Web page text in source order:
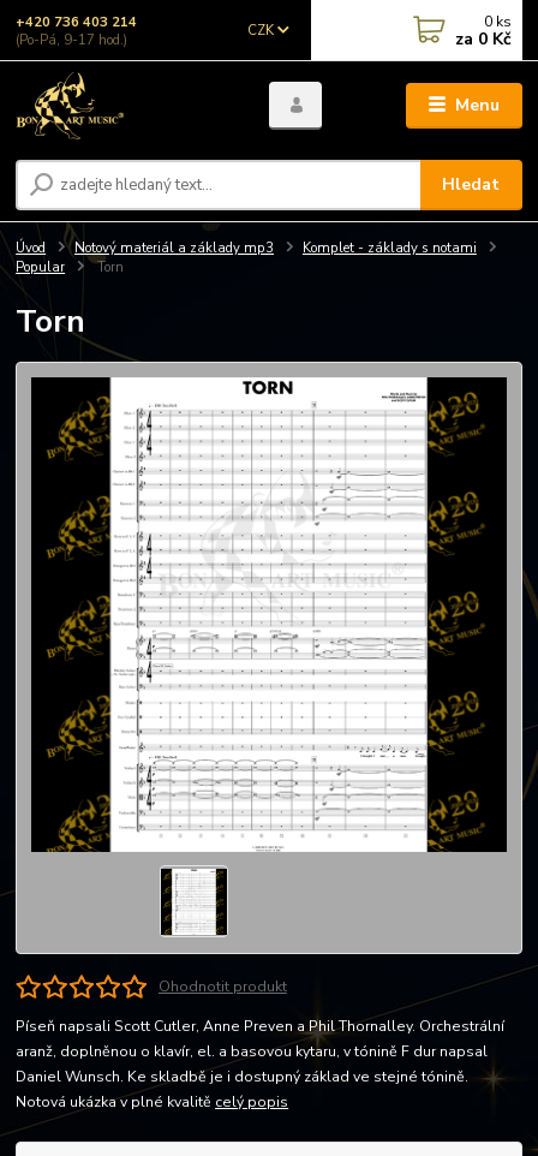
Menu
CZK
Hledat
+420 736 403 214
(Po-Pá, 9-17 hod.)
0 ks
za 0 Kč
Úvod Notový materiál a základy mp3
Komplet - základy s notami
Popular
Torn
Torn
Ohodnotit produkt
Píseň napsali Scott Cutler, Anne Preven a Phil Thornalley. Orchestrální
aranž, doplněnou o klavír, el. a basovou kytaru, v tónině F dur napsal
Daniel Wunsch. Ke skladbě je i dostupný základ ve stejné tónině.
Notová ukázka v plné kvalitě celý popis